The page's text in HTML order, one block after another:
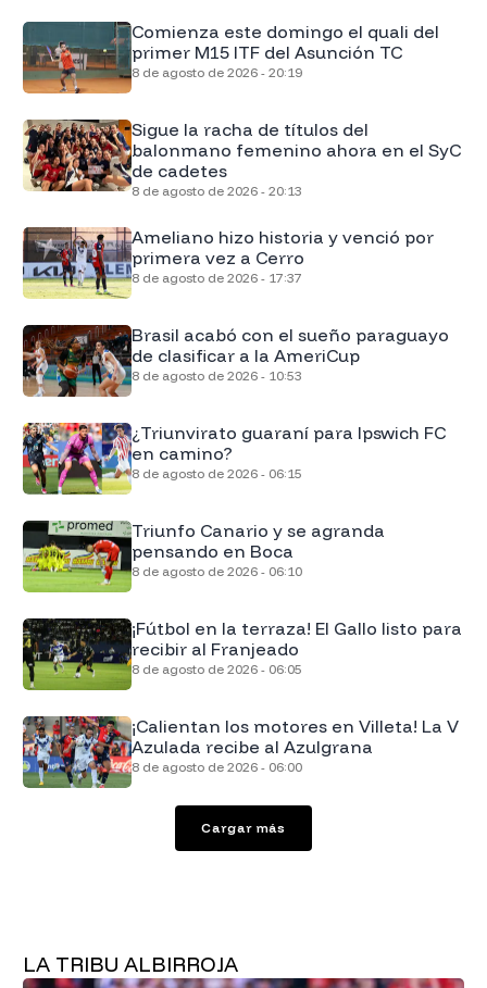
Comienza este domingo el quali del
primer M15 ITF del Asunción TC
8 de agosto de 2026 - 20:19
Sigue la racha de títulos del
balonmano femenino ahora en el SyC
de cadetes
8 de agosto de 2026 - 20:13
Ameliano hizo historia y venció por
primera vez a Cerro
8 de agosto de 2026 - 17:37
Brasil acabó con el sueño paraguayo
de clasificar a la AmeriCup
8 de agosto de 2026 - 10:53
¿Triunvirato guaraní para Ipswich FC
en camino?
8 de agosto de 2026 - 06:15
Triunfo Canario y se agranda
pensando en Boca
8 de agosto de 2026 - 06:10
¡Fútbol en la terraza! El Gallo listo para
recibir al Franjeado
8 de agosto de 2026 - 06:05
¡Calientan los motores en Villeta! La V
Azulada recibe al Azulgrana
8 de agosto de 2026 - 06:00
Cargar más
LA TRIBU ALBIRROJA